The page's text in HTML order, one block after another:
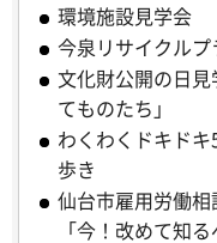
環境施設見学会
今泉リサイクルプ
文化財公開の日
てものたち」
わくわくドキド
歩き
仙台市雇用労働
「今！改めて知